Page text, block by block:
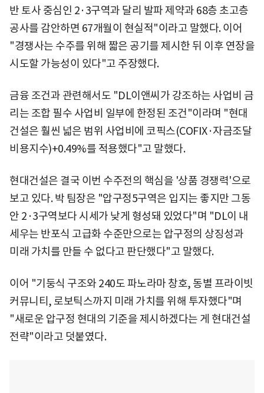
반 토사 중심인 2·3구역과 달리 발파 제약과 68층 초고층
공사를 감안하면 67개월이 현실적"이라고 말했다. 이어
"경쟁사는 수주를 위해 짧은 공기를 제시한 뒤 이후 연장을
시도할 가능성이 있다"고 주장했다.
금융 조건과 관련해서도 "DL이앤씨가 강조하는 사업비 금
리는 조합 필수 사업비 일부에 한정된 조건"이라며 "현대
건설은 훨씬 넓은 범위 사업비에 코픽스(COFIX·자금조달
비용지수)+0.49%를 적용했다"고 말했다.
현대건설은 결국 이번 수주전의 핵심을 '상품 경쟁력'으로
보고 있다. 박 팀장은 "압구정5구역은 입지는 좋지만 그동
안 2·3구역보다 시세가 낮게 형성돼 있었다"며 "DL이 내
세우는 반포식 고급화 수준만으로는 압구정의 상징성과
미래 가치를 만들 수 없다고 판단했다"고 말했다.
이어 "기둥식 구조와 240도 파노라마 창호, 동별 프라이빗
커뮤니티, 로보틱스까지 미래 가치를 위해 투자했다"며
"새로운 압구정 현대의 기준을 제시하겠다는 게 현대건설
전략"이라고 덧붙였다.